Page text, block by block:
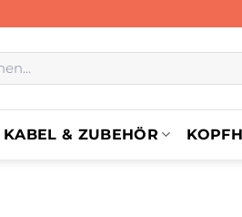
KABEL & ZUBEHÖR